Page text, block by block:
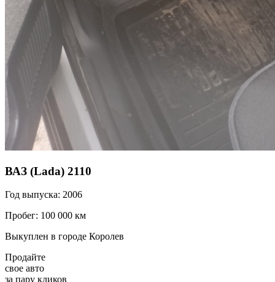
ВАЗ (Lada) 2110
Год выпуска: 2006
Пробег: 100 000 км
Выкуплен в городе Королев
Продайте
свое авто
за пару кликов